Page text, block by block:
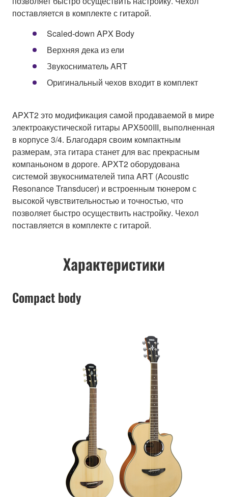
поставляется в комплекте с гитарой.
Scaled-down APX Body
Верхняя дека из ели
Звукосниматель ART
Оригинальный чехов входит в комплект
APXT2 это модификация самой продаваемой в мире
электроакустической гитары APX500III, выполненная
в корпусе 3/4. Благодаря своим компактным
размерам, эта гитара станет для вас прекрасным
компаньоном в дороге. APXT2 оборудована
системой звукоснимателей типа ART (Acoustic
Resonance Transducer) и встроенным тюнером с
высокой чувствительностью и точностью, что
позволяет быстро осуществить настройку. Чехол
поставляется в комплекте с гитарой.
Характеристики
Compact body